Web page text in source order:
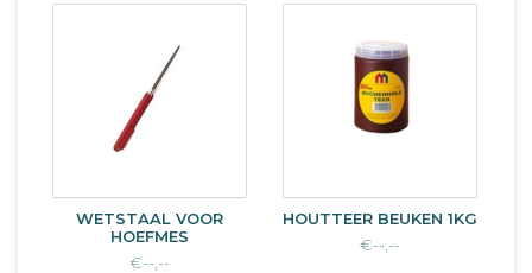
WETSTAAL VOOR
HOEFMES
€--,--
HOUTTEER BEUKEN 1KG
€--,--